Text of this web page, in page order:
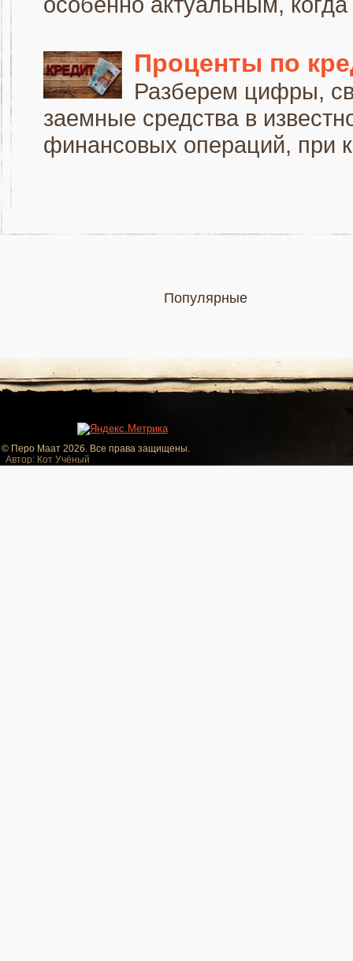
Проценты по
Разберем цифры,
заемные средства в
финансовых операций, при
Популярные
© Перо Маат 2026. Все права защищены.
Автор: Кот Учёный